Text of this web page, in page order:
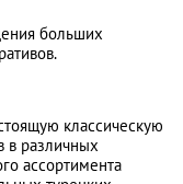
больших
классическую
в различных
ассортимента